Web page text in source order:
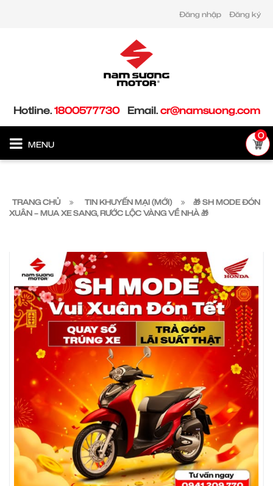
Đăng nhập Đăng ký
Hotline.1800577730 Email.cr@namsuong.com
MENU
0
TRANG CHỦ TIN KHUYẾN MẠI (MỚI)
🎁 SH MODE ĐÓN
XUÂN – MUA XE SANG, RƯỚC LỘC VÀNG VỀ NHÀ 🎁